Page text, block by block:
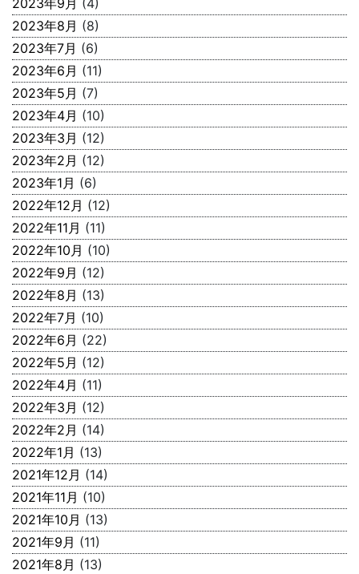
2023年9月 (4)
2023年8月 (8)
2023年7月 (6)
2023年6月 (11)
2023年5月 (7)
2023年4月 (10)
2023年3月 (12)
2023年2月 (12)
2023年1月 (6)
2022年12月 (12)
2022年11月 (11)
2022年10月 (10)
2022年9月 (12)
2022年8月 (13)
2022年7月 (10)
2022年6月 (22)
2022年5月 (12)
2022年4月 (11)
2022年3月 (12)
2022年2月 (14)
2022年1月 (13)
2021年12月 (14)
2021年11月 (10)
2021年10月 (13)
2021年9月 (11)
2021年8月 (13)